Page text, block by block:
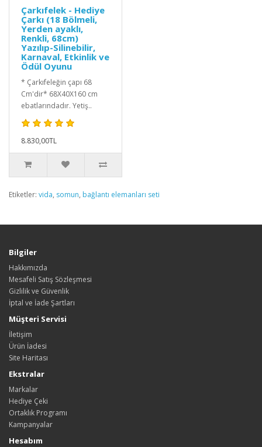
Çarkıfelek - Hediye
Çarkı (18 Bölmeli,
Yerden ayaklı,
Renkli, 68cm)
Yazılıp-Silinebilir,
Karnaval, Etkinlik ve
Ödül Oyunu
* Çarkıfeleğin çapı 68
Cm'dir* 68X40X160 cm
ebatlarındadır. Yetiş..
8.830,00TL
Etiketler: vida, somun, bağlantı elemanları seti
Bilgiler
Hakkımızda
Mesafeli Satış Sözleşmesi
Gizlilik ve Güvenlik
İptal ve İade Şartları
Müşteri Servisi
İletişim
Ürün İadesi
Site Haritası
Ekstralar
Markalar
Hediye Çeki
Ortaklık Programı
Kampanyalar
Hesabım